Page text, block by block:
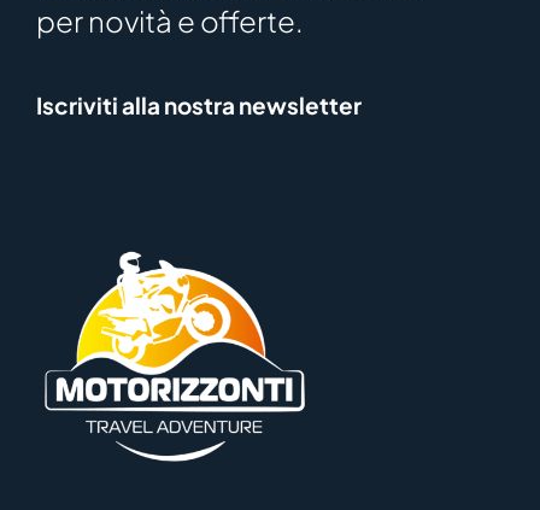
per novità e offerte.
Iscriviti alla nostra newsletter